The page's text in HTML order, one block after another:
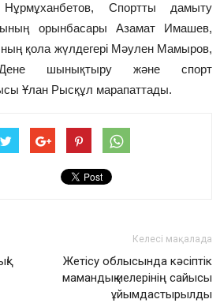
Спортты дамыту
орынбасары Азамат Имашев,
қола жүлдегері Мәулен Мамыров,
шынықтыру және спорт
Ұлан Рысқұл марапаттады.
Келесі мақалада
Жетісу облысында кәсіптік
мамандық иелерінің сайысы
ұйымдастырылды